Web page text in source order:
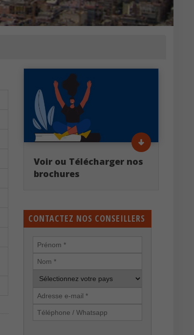
Voir ou Télécharger nos
brochures
CONTACTEZ NOS CONSEILLERS